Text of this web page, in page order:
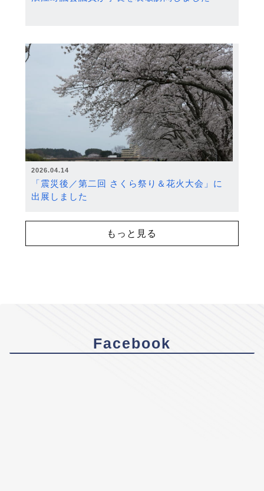
2026.04.14
「震災後／第二回 さくら祭り＆花火大会」に
出展しました
もっと見る
Facebook